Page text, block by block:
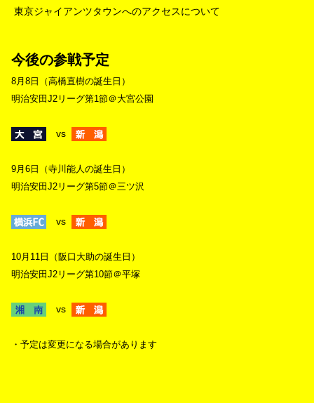
東京ジャイアンツタウンへのアクセスについて
今後の参戦予定
8月8日（高橋直樹の誕生日）
明治安田J2リーグ第1節＠大宮公園
vs
9月6日（寺川能人の誕生日）
明治安田J2リーグ第5節＠三ツ沢
vs
10月11日（阪口大助の誕生日）
明治安田J2リーグ第10節＠平塚
vs
・予定は変更になる場合があります